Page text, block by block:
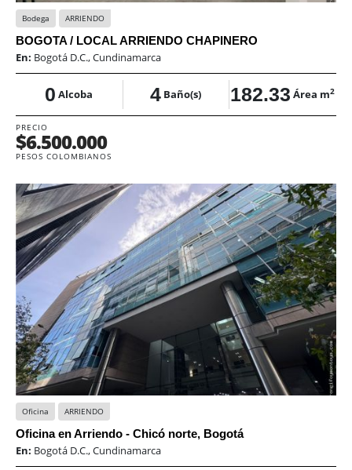
Bodega ARRIENDO
BOGOTA / LOCAL ARRIENDO CHAPINERO
En: Bogotá D.C., Cundinamarca
0 Alcoba 4 Baño(s) 182.33 Área m2
PRECIO
$6.500.000
PESOS COLOMBIANOS
Oficina ARRIENDO
Oficina en Arriendo - Chicó norte, Bogotá
En: Bogotá D.C., Cundinamarca